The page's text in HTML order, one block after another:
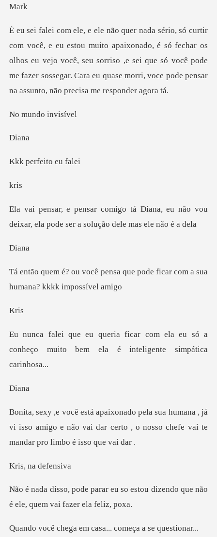
a
ixonado, é só fechar os
olhos eu vejo você, seu sorriso ,e sei que só você pode
me fazer so
do in
i
feito e
r
iana, eu não vou
deixar, ela pode se
i
sa que pode ficar com a sua
r
om ela eu só a
conheço muito bem ela
i
, já
vi isso amigo e não vai dar certo , o nosso
na def
so estou dizendo que não
é el
em casa... começa